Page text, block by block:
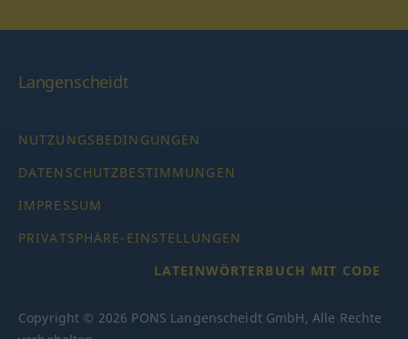
Langenscheidt
NUTZUNGSBEDINGUNGEN
DATENSCHUTZBESTIMMUNGEN
IMPRESSUM
PRIVATSPHÄRE-EINSTELLUNGEN
LATEINWÖRTERBUCH MIT CODE
Copyright © 2026 PONS Langenscheidt GmbH, Alle Rechte